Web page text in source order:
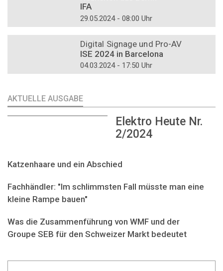
IFA
29.05.2024 - 08:00 Uhr
Digital Signage und Pro-AV
ISE 2024 in Barcelona
04.03.2024 - 17:50 Uhr
AKTUELLE AUSGABE
Elektro Heute Nr.
2/2024
Katzenhaare und ein Abschied
Fachhändler: "Im schlimmsten Fall müsste man eine
kleine Rampe bauen"
Was die Zusammenführung von WMF und der
Groupe SEB für den Schweizer Markt bedeutet